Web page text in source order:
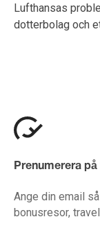
Lufthansas
dotterbolag och
Prenumerera
Ange din email
bonusresor,